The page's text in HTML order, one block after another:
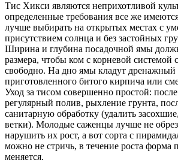
Тис Хикси являются неприхотливой
определенные требования все же
лучше выбирать на открытых местах с
присутствием солнца и без застойных
Ширина и глубина посадочной ямы
размера, чтобы ком с корневой системой
свободно. На дно ямы кладут дренажный
приготовленного битого кирпича или
Уход за тисом совершенно простой:
регулярный полив, рыхление грунта,
санитарную обработку (удалить
ветки). Молодые саженцы лучше не
нарушить их рост, а вот сорта с
можно не стричь, в течение роста форма
меняется.